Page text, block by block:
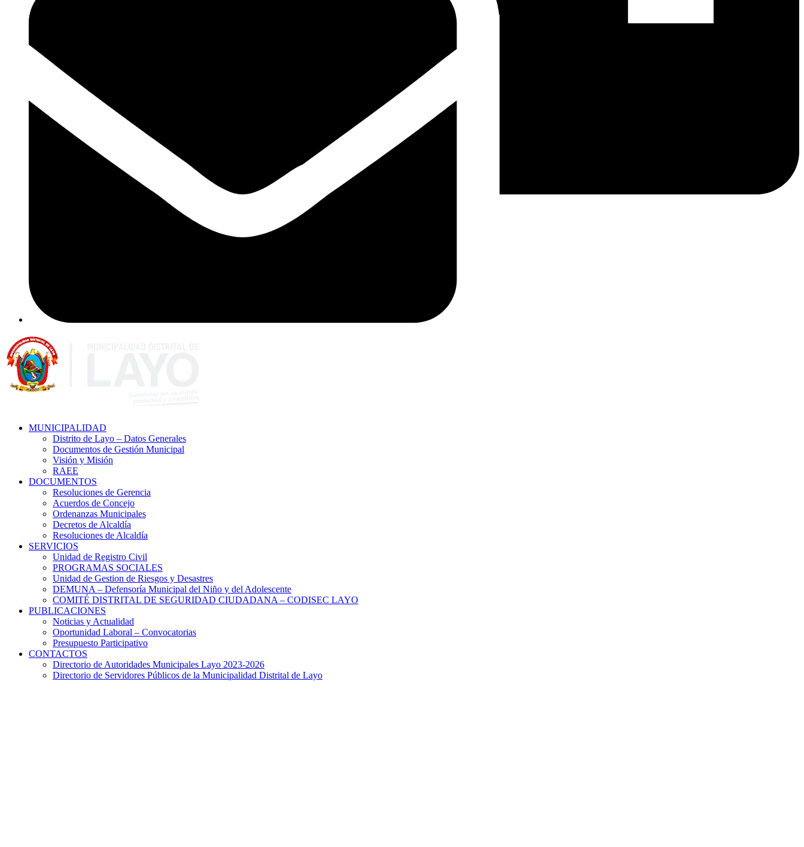
MUNICIPALIDAD
Distrito de Layo – Datos Generales
Documentos de Gestión Municipal
Visión y Misión
RAEE
DOCUMENTOS
Resoluciones de Gerencia
Acuerdos de Concejo
Ordenanzas Municipales
Decretos de Alcaldía
Resoluciones de Alcaldía
SERVICIOS
Unidad de Registro Civil
PROGRAMAS SOCIALES
Unidad de Gestion de Riesgos y Desastres
DEMUNA – Defensoría Municipal del Niño y del Adolescente
COMITÉ DISTRITAL DE SEGURIDAD CIUDADANA – CODISEC LAYO
PUBLICACIONES
Noticias y Actualidad
Oportunidad Laboral – Convocatorias
Presupuesto Participativo
CONTACTOS
Directorio de Autoridades Municipales Layo 2023-2026
Directorio de Servidores Públicos de la Municipalidad Distrital de Layo